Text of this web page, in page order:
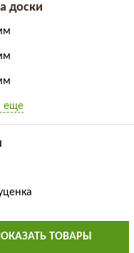
доски
еще
ТОВАРЫ